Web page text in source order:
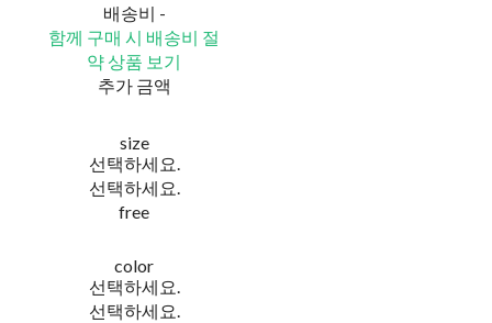
배송비 -
함께 구매 시 배송비 절
약 상품 보기
추가 금액
size
선택하세요.
선택하세요.
free
color
선택하세요.
선택하세요.